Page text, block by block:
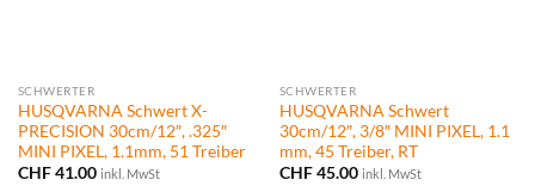
SCHWERTER
HUSQVARNA Schwert X-
PRECISION 30cm/12″, .325″
MINI PIXEL, 1.1mm, 51 Treiber
CHF41.00 inkl. MwSt
SCHWERTER
HUSQVARNA Schwert
30cm/12″, 3/8″ MINI PIXEL, 1.1
mm, 45 Treiber, RT
CHF45.00 inkl. MwSt